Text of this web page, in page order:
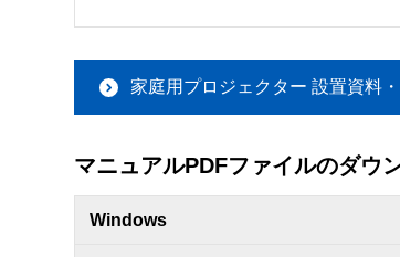
家庭用プロジェクター 設置資料
マニュアルPDFファイルのダウ
Windows